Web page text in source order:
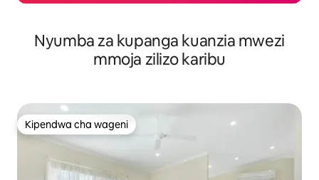
Nyumba za kupanga kuanzia mwezi
mmoja zilizo karibu
Kipendwa cha wageni
Kipendwa cha wageni